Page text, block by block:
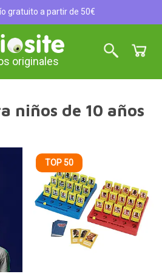
gratuito a partir de 50€
originales
niños de 10 años
TOP 50